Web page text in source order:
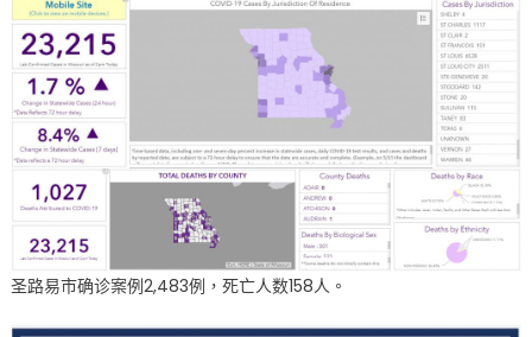
圣路易市确诊案例2,483例，死亡人数158人。